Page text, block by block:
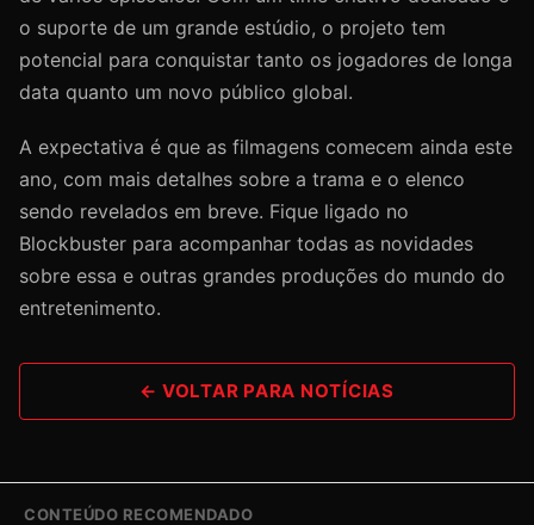
o suporte de um grande estúdio, o projeto tem
potencial para conquistar tanto os jogadores de longa
data quanto um novo público global.
A expectativa é que as filmagens comecem ainda este
ano, com mais detalhes sobre a trama e o elenco
sendo revelados em breve. Fique ligado no
Blockbuster para acompanhar todas as novidades
sobre essa e outras grandes produções do mundo do
entretenimento.
← VOLTAR PARA NOTÍCIAS
CONTEÚDO RECOMENDADO